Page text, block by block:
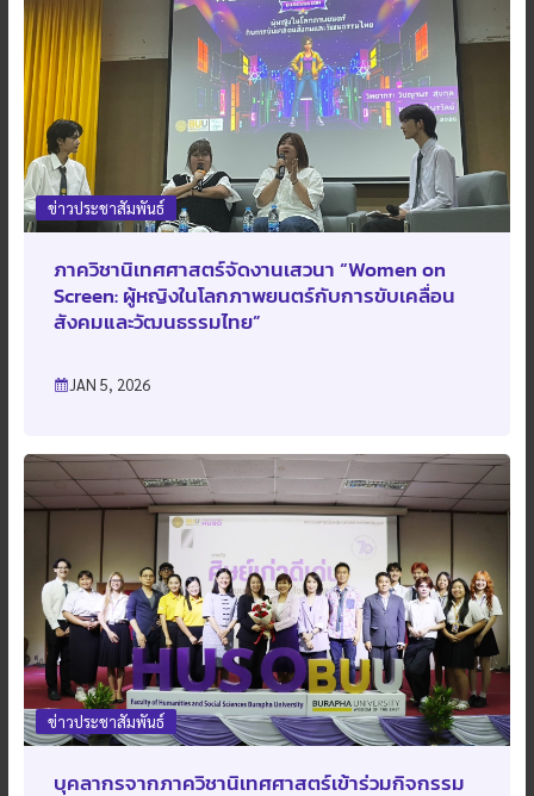
ข่าวประชาสัมพันธ์
ภาควิชานิเทศศาสตร์จัดงานเสวนา “Women on
Screen: ผู้หญิงในโลกภาพยนตร์กับการขับเคลื่อน
สังคมและวัฒนธรรมไทย”
JAN 5, 2026
ข่าวประชาสัมพันธ์
บุคลากรจากภาควิชานิเทศศาสตร์เข้าร่วมกิจกรรม